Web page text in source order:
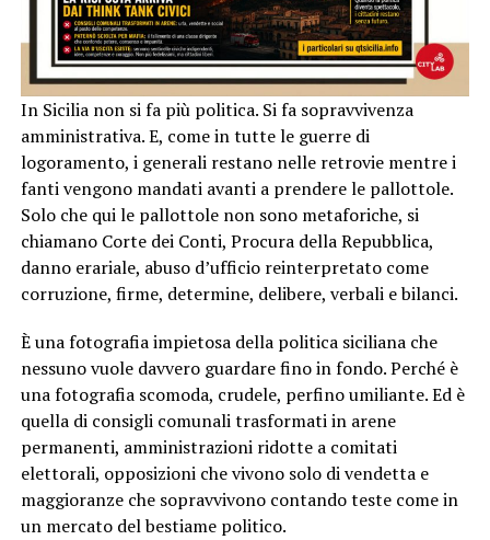
In Sicilia non si fa più politica. Si fa sopravvivenza
amministrativa. E, come in tutte le guerre di
logoramento, i generali restano nelle retrovie mentre i
fanti vengono mandati avanti a prendere le pallottole.
Solo che qui le pallottole non sono metaforiche, si
chiamano Corte dei Conti, Procura della Repubblica,
danno erariale, abuso d’ufficio reinterpretato come
corruzione, firme, determine, delibere, verbali e bilanci.
È una fotografia impietosa della politica siciliana che
nessuno vuole davvero guardare fino in fondo. Perché è
una fotografia scomoda, crudele, perfino umiliante. Ed è
quella di consigli comunali trasformati in arene
permanenti, amministrazioni ridotte a comitati
elettorali, opposizioni che vivono solo di vendetta e
maggioranze che sopravvivono contando teste come in
un mercato del bestiame politico.